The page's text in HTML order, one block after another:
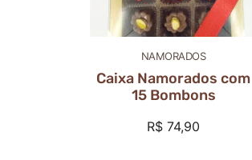
NAMORADOS
Caixa Namorados com
15 Bombons
R$ 74,90